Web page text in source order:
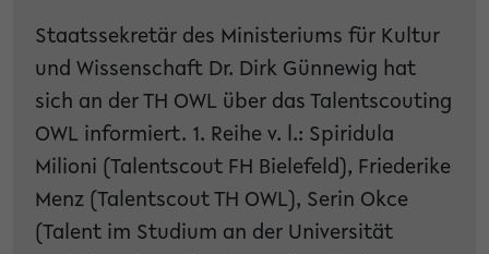
Staatssekretär des Ministeriums für Kultur
und Wissenschaft Dr. Dirk Günnewig hat
sich an der TH OWL über das Talentscouting
OWL informiert. 1. Reihe v. l.: Spiridula
Milioni (Talentscout FH Bielefeld), Friederike
Menz (Talentscout TH OWL), Serin Okce
(Talent im Studium an der Universität